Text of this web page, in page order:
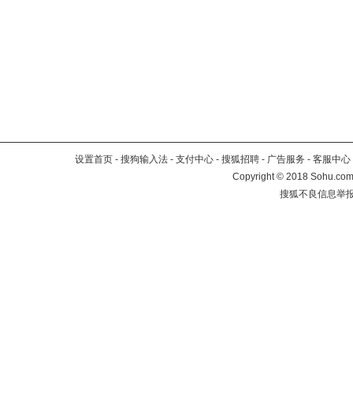
设置首页 - 搜狗输入法 - 支付中心 - 搜狐招聘 - 广告服务 - 客服中心
Copyright©2018
搜狐不良信息举